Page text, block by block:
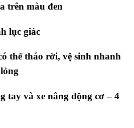
trên màu đen
lục giác
thể tháo rời, vệ sinh nhanh
tay và xe nâng động cơ – 4